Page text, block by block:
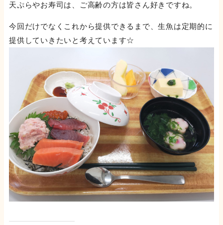
天ぷらやお寿司は、ご高齢の方は皆さん好きですね。
今回だけでなくこれから提供できるまで、生魚は定期的に
提供していきたいと考えています☆